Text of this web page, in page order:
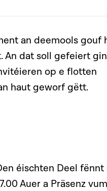
an deemools gouf
An dat soll gefeiert
op e flotten
haut geworf gëtt.
éischten Deel fënnt
Auer a Präsenz vum